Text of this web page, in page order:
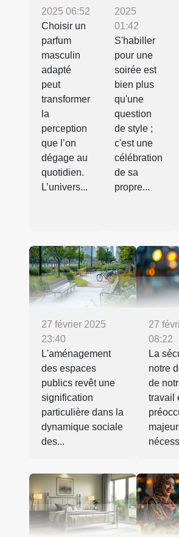
2025 06:52
Choisir un
parfum
masculin
adapté
peut
transformer
la
perception
que l’on
dégage au
quotidien.
L’univers...
2025
01:42
S'habiller
pour une
soirée est
bien plus
qu'une
question
de style ;
c'est une
célébration
de sa
propre...
27 février 2025
23:40
L'aménagement
des espaces
publics revêt une
signification
particulière dans la
dynamique sociale
des...
27
08:22
La
notre
de
travail